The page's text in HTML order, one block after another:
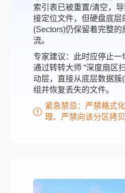
索引表已被重置/清空，
接定位文件，但硬盘底层
(Sectors)仍保留着完整的
流。
专家建议：此时应停止一
通过转转大师 “深度扇区
动层，直接从底层数据簇
组并恢复丢失的文件。
紧急禁忌：严禁格式
理、严禁向该分区拷